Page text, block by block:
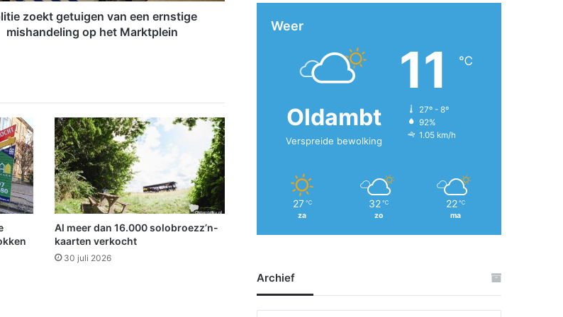
zoekt getuigen van een ernstige
mishandeling op het Marktplein
Al meer dan 16.000 solobroezz’n-
kaarten verkocht
30 juli 2026
Weer
Oldambt
Verspreide bewolking
11 ℃
27º - 8º
92%
1.05 km/h
27 ℃
za
32 ℃
zo
22 ℃
ma
Archief